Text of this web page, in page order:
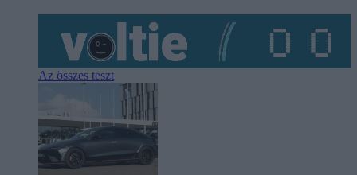
Az összes teszt